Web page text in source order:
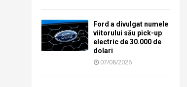
Ford a divulgat numele
viitorului său pick-up
electric de 30.000 de
dolari
07/08/2026